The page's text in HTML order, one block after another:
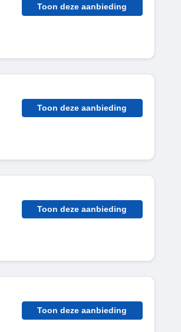
Toon deze aanbieding
Toon deze aanbieding
Toon deze aanbieding
Toon deze aanbieding